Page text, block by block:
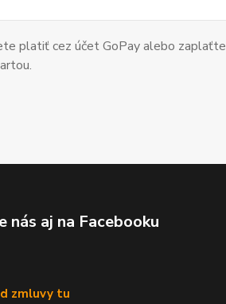
platiť cez účet GoPay alebo zaplaťte
nás aj na Facebooku
zmluvy tu